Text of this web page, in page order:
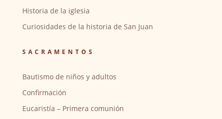
Historia de la iglesia
Curiosidades de la historia de San Juan
SACRAMENTOS
Bautismo de niños y adultos
Confirmación
Eucaristía – Primera comunión